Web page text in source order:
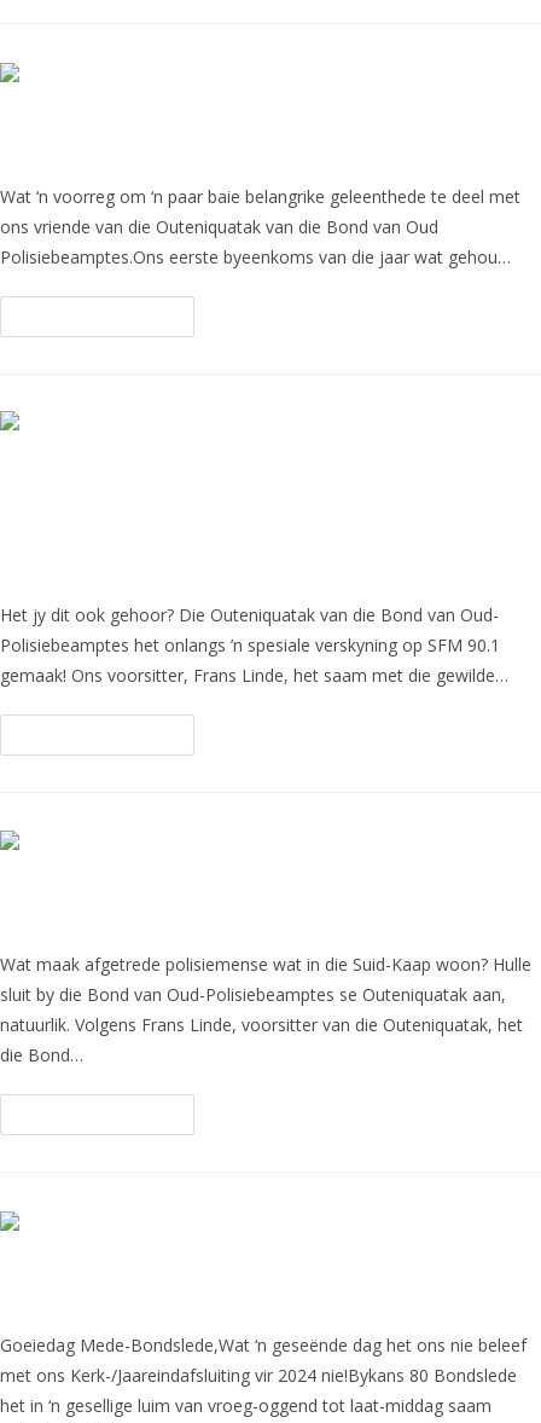
Wat ‘n voorreg om ‘n paar baie belangrike geleenthede te deel met
ons vriende van die Outeniquatak van die Bond van Oud
Polisiebeamptes.Ons eerste byeenkoms van die jaar wat gehou…
Het jy dit ook gehoor? Die Outeniquatak van die Bond van Oud-
Polisiebeamptes het onlangs ’n spesiale verskyning op SFM 90.1
gemaak! Ons voorsitter, Frans Linde, het saam met die gewilde…
Wat maak afgetrede polisiemense wat in die Suid-Kaap woon? Hulle
sluit by die Bond van Oud-Polisiebeamptes se Outeniquatak aan,
natuurlik. Volgens Frans Linde, voorsitter van die Outeniquatak, het
die Bond…
Goeiedag Mede-Bondslede,Wat ‘n geseënde dag het ons nie beleef
met ons Kerk-/Jaareindafsluiting vir 2024 nie!Bykans 80 Bondslede
het in ‘n gesellige luim van vroeg-oggend tot laat-middag saam